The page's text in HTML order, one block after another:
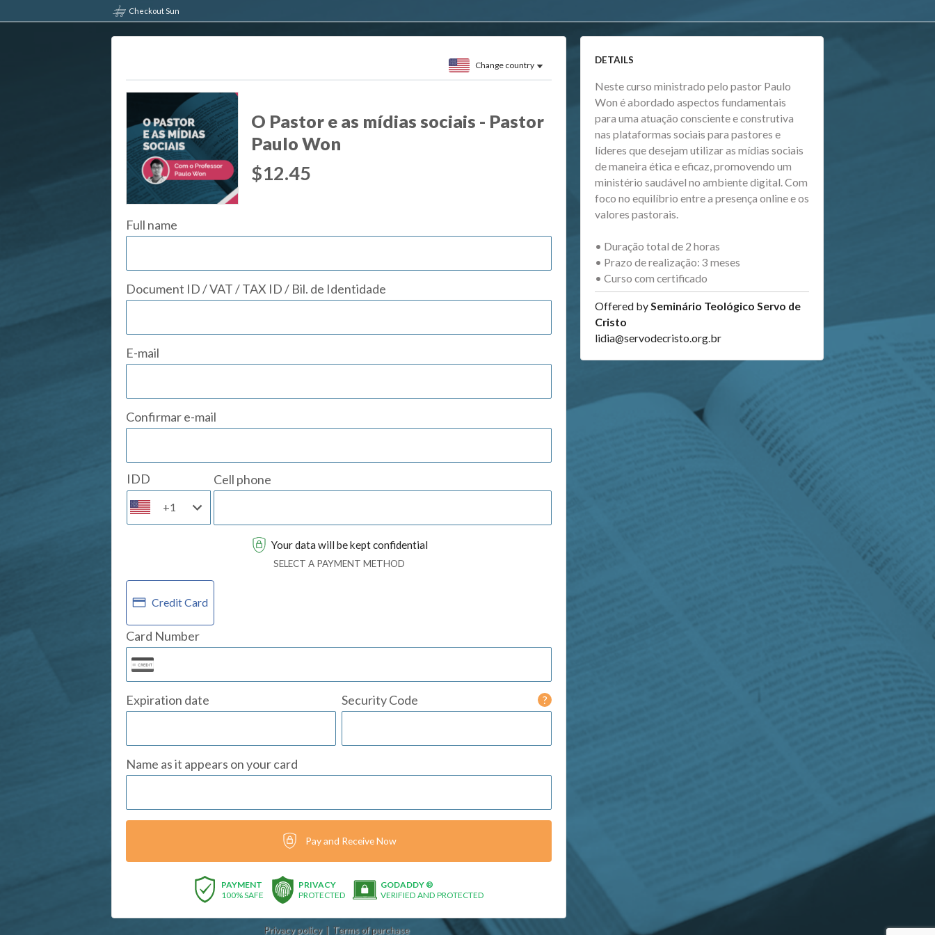
Checkout Sun
Change country
O Pastor e as mídias sociais - Pastor
Paulo Won
$12.45
Full name
Document ID / VAT / TAX ID / Bil. de Identidade
E-mail
Confirmar e-mail
IDD
+1
Cell phone
Your data will be kept confidential
SELECT A PAYMENT METHOD
Credit Card
Card Number
Expiration date ?
Security Code
Name as it appears on your card
Pay and Receive Now
PAYMENT
100% SAFE
PRIVACY
PROTECTED
GODADDY ®
VERIFIED AND PROTECTED
DETAILS
Neste curso ministrado pelo pastor Paulo
Won é abordado aspectos fundamentais
para uma atuação consciente e construtiva
nas plataformas sociais para pastores e
líderes que desejam utilizar as mídias sociais
de maneira ética e eficaz, promovendo um
ministério saudável no ambiente digital. Com
foco no equilíbrio entre a presença online e os
valores pastorais.
• Duração total de 2 horas
• Prazo de realização: 3 meses
• Curso com certificado
Offered bySeminário Teológico Servo de
Cristo
lidia@servodecristo.org.br
Privacy policy Terms of purchase